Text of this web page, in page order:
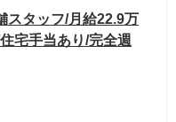
スタッフ/月給22.9万
宅手当あり/完全週